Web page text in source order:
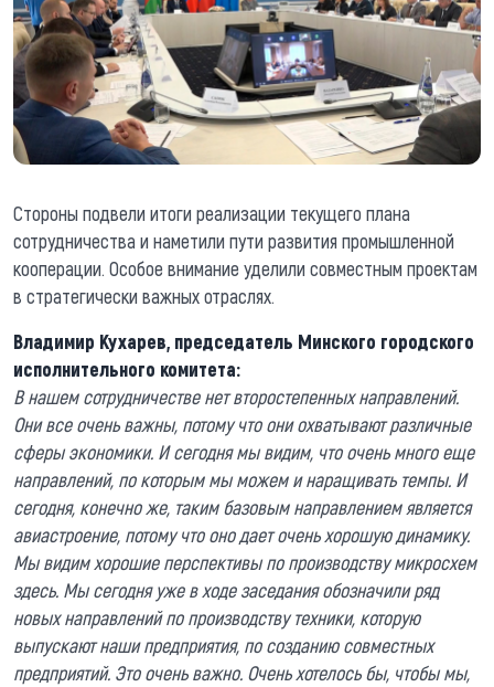
Стороны подвели итоги реализации текущего плана
сотрудничества и наметили пути развития промышленной
кооперации. Особое внимание уделили совместным проектам
в стратегически важных отраслях.
Владимир Кухарев, председатель Минского городского
исполнительного комитета:
В нашем сотрудничестве нет второстепенных направлений.
Они все очень важны, потому что они охватывают различные
сферы экономики. И сегодня мы видим, что очень много еще
направлений, по которым мы можем и наращивать темпы. И
сегодня, конечно же, таким базовым направлением является
авиастроение, потому что оно дает очень хорошую динамику.
Мы видим хорошие перспективы по производству микросхем
здесь. Мы сегодня уже в ходе заседания обозначили ряд
новых направлений по производству техники, которую
выпускают наши предприятия, по созданию совместных
предприятий. Это очень важно. Очень хотелось бы, чтобы мы,